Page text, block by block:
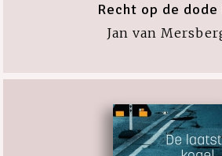
Recht op de dode
Jan van